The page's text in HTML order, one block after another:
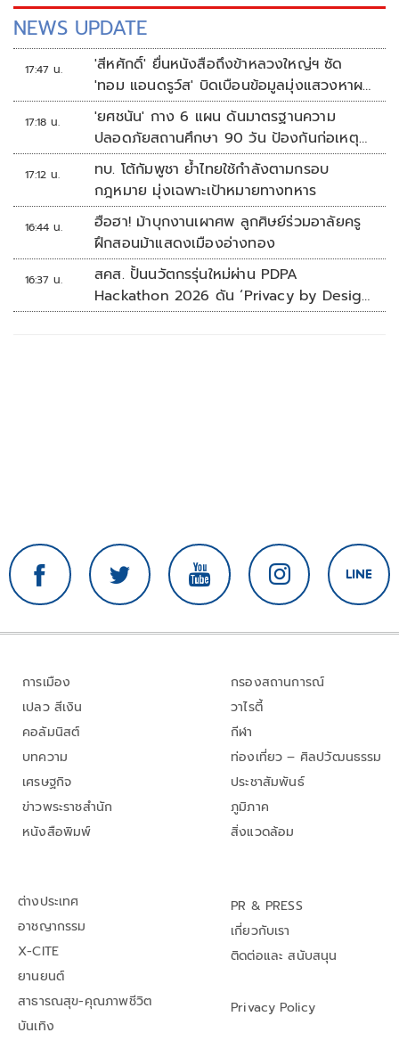
NEWS UPDATE
17:47 น.
'สีหศักดิ์' ยื่นหนังสือถึงข้าหลวงใหญ่ฯ ซัด
'ทอม แอนดรูว์ส' บิดเบือนข้อมูลมุ่งแสวงหาผล
ประโยชน์ทางการเมือง
17:18 น.
'ยศชนัน' กาง 6 แผน ดันมาตรฐานความ
ปลอดภัยสถานศึกษา 90 วัน ป้องกันก่อเหตุ
รุนแรง
17:12 น.
ทบ. โต้กัมพูชา ย้ำไทยใช้กำลังตามกรอบ
กฎหมาย มุ่งเฉพาะเป้าหมายทางทหาร
16:44 น.
ฮือฮา! ม้าบุกงานเผาศพ ลูกศิษย์ร่วมอาลัยครู
ฝึกสอนม้าแสดงเมืองอ่างทอง
16:37 น.
สคส. ปั้นนวัตกรรุ่นใหม่ผ่าน PDPA
Hackathon 2026 ดัน ‘Privacy by Design
for all’ สู่โซลูชันคุ้มครองข้อมูลส่วนบุคคลที่
การเมือง
เปลว สีเงิน
คอลัมนิสต์
บทความ
เศรษฐกิจ
ข่าวพระราชสำนัก
หนังสือพิมพ์
กรองสถานการณ์
วาไรตี้
กีฬา
ท่องเที่ยว – ศิลปวัฒนธรรม
ประชาสัมพันธ์
ภูมิภาค
สิ่งแวดล้อม
ต่างประเทศ
อาชญากรรม
X-CITE
ยานยนต์
สาธารณสุข-คุณภาพชีวิต
บันเทิง
PR & PRESS
เกี่ยวกับเรา
ติดต่อและ สนับสนุน
Privacy Policy